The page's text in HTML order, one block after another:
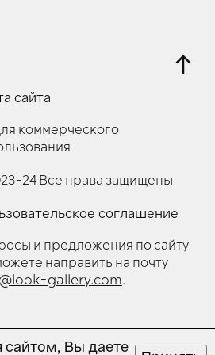
сайта
коммерческого
24 Все права защищены
соглашение
и предложения по сайту
направить на почту
gallery.com.
сайтом, Вы даете